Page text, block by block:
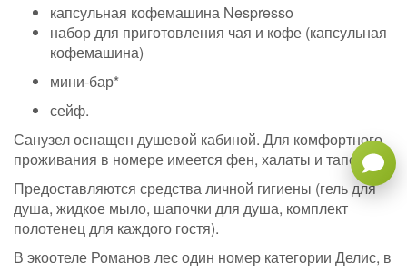
капсульная кофемашина Nespresso
набор для приготовления чая и кофе (капсульная
кофемашина)
мини-бар*
сейф.
Санузел оснащен душевой кабиной. Для комфортного
проживания в номере имеется фен, халаты и тапочки.
Предоставляются средства личной гигиены (гель для
душа, жидкое мыло, шапочки для душа, комплект
полотенец для каждого гостя).
В экоотеле Романов лес один номер категории Делис, в